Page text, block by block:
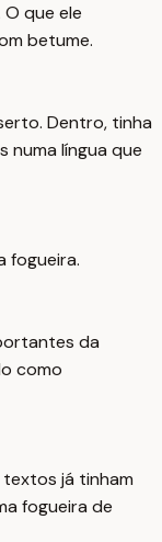
que ele
betume.
Dentro, tinha
numa língua que
fogueira.
da
como
textos já tinham
fogueira de